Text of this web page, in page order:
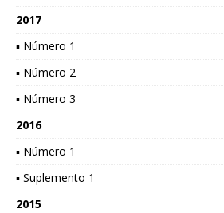
2017
▪ Número 1
▪ Número 2
▪ Número 3
2016
▪ Número 1
▪ Suplemento 1
2015